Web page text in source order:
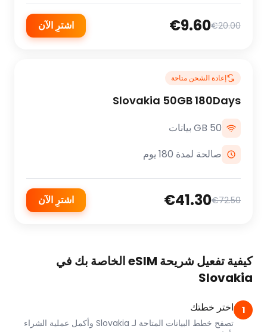
€20.00
€9.60 اشترِ الآن
إعادة الشحن متاحة
Slovakia 50GB 180Days
50 GB بيانات
صالحة لمدة 180 يوم
€72.50
€41.30 اشترِ الآن
كيفية تفعيل شريحة eSIM الخاصة بك في
Slovakia
1 اختر خطتك
تصفح خطط البيانات المتاحة لـ Slovakia وأكمل عملية الشراء